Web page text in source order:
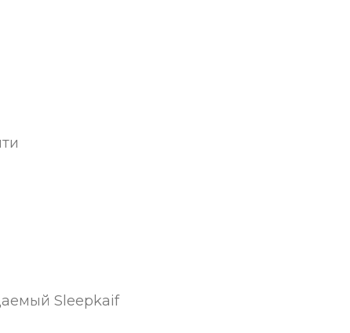
Sleepkaif